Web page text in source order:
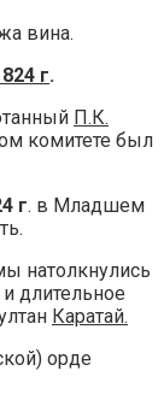
вина.
г.
П.К.
комитете был
г. в Младшем
натолкнулись
длительное
Каратай.
орде